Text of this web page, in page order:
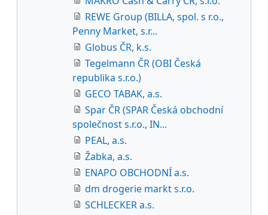
REWE Group (BILLA, spol. s r.o.,
Penny Market, s.r...
Globus ČR, k.s.
Tegelmann ČR (OBI Česká
republika s.r.o.)
GECO TABAK, a.s.
Spar ČR (SPAR Česká obchodní
společnost s.r.o., IN...
PEAL, a.s.
Žabka, a.s.
ENAPO OBCHODNÍ a.s.
dm drogerie markt s.r.o.
SCHLECKER a.s.